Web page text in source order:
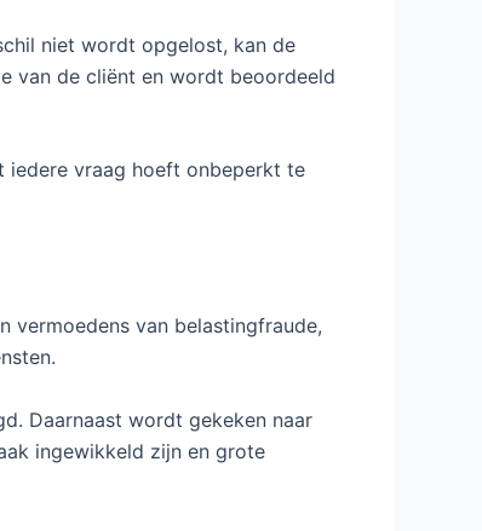
niet wordt opgelost, kan de
van de cliënt en wordt beoordeeld
iedere vraag hoeft onbeperkt te
vermoedens van belastingfraude,
Daarnaast wordt gekeken naar
ingewikkeld zijn en grote